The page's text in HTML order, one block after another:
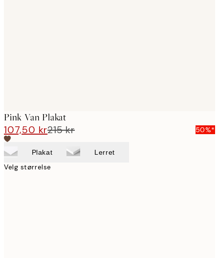
Pink Van Plakat
107,50 kr215 kr 50%*
Plakat Lerret
Velg størrelse